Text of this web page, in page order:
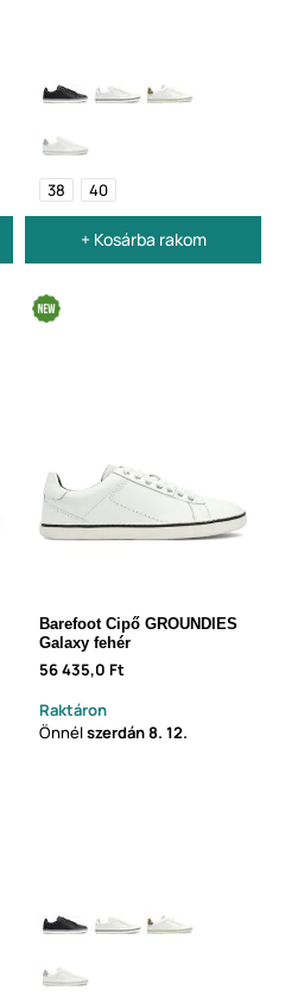
38 40
+ Kosárba rakom
Barefoot Cipő GROUNDIES
Galaxy fehér
56 435,0 Ft
Raktáron
Önnélszerdán8. 12.